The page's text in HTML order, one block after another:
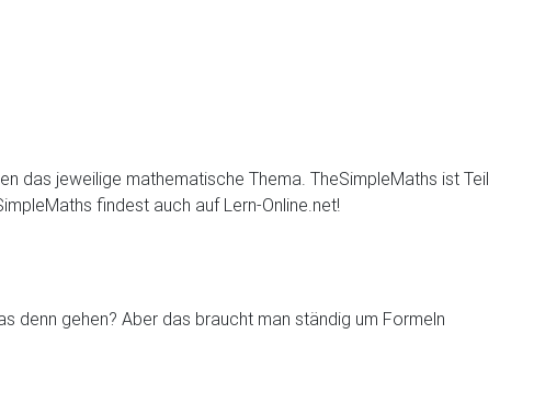
das jeweilige mathematische Thema. TheSimpleMaths ist Teil
findest auch auf Lern-Online.net!
denn gehen? Aber das braucht man ständig um Formeln